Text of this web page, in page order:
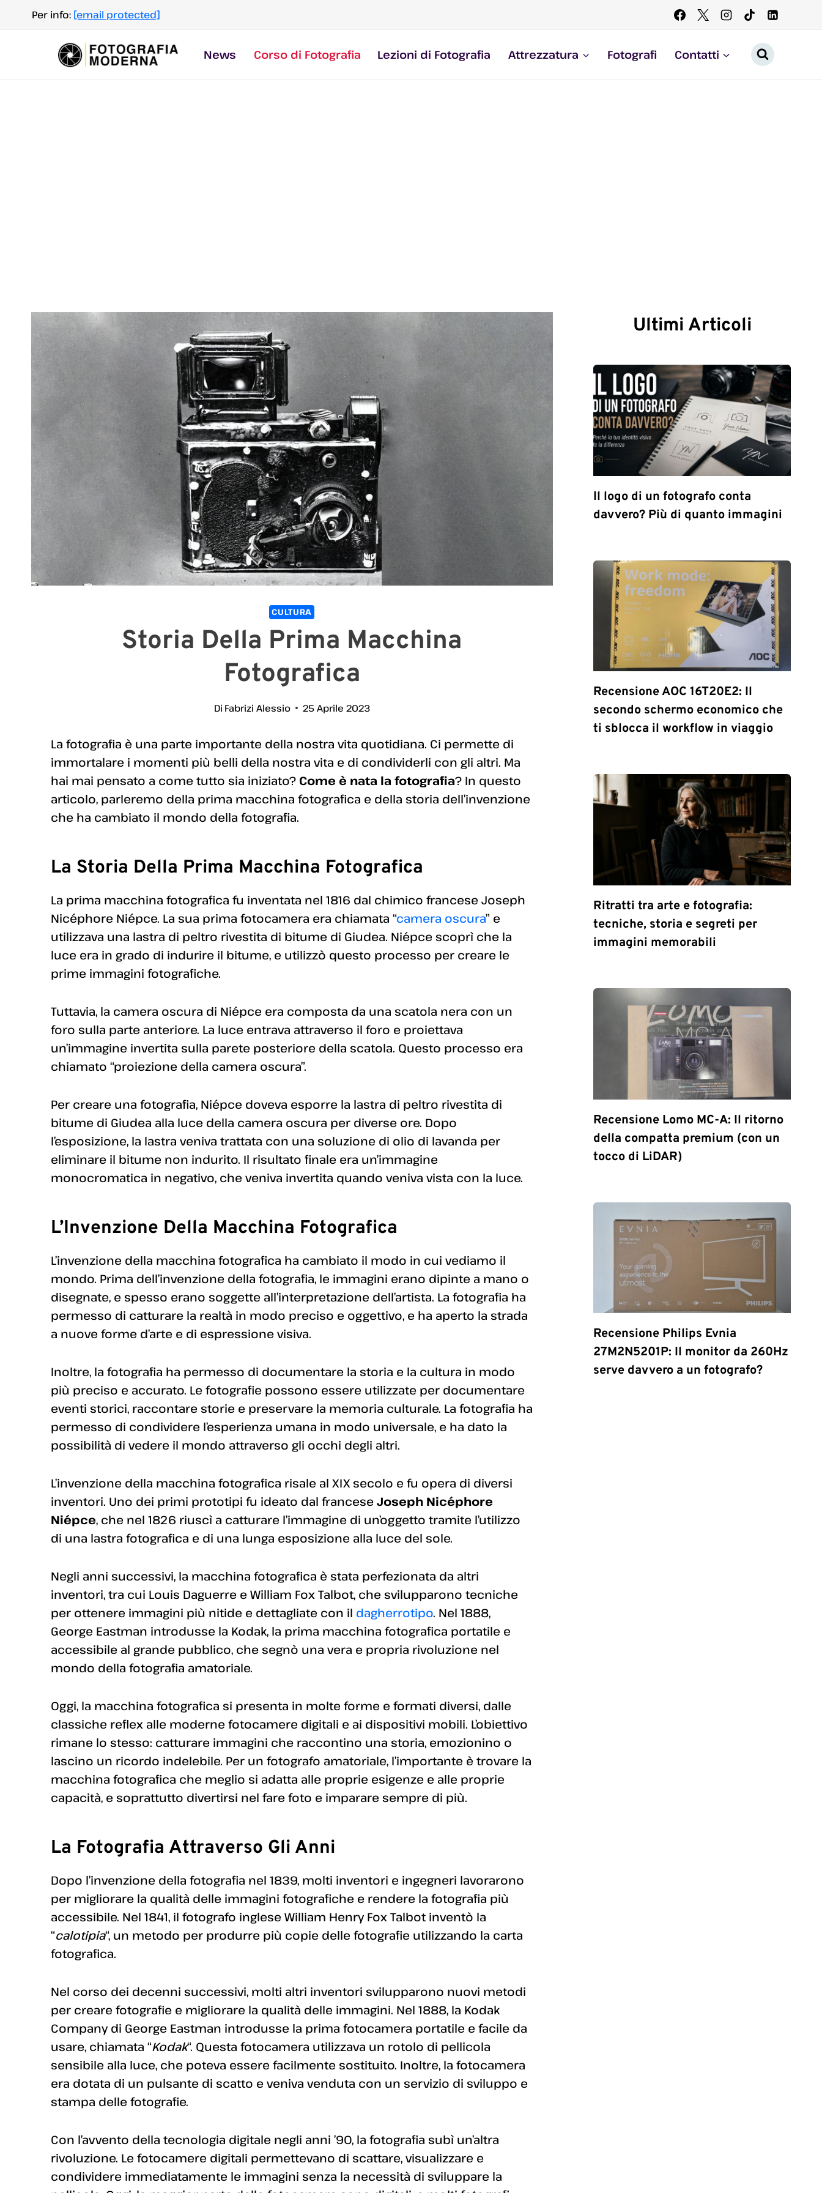
contenuto
Per info: [email protected]
News Corso di Fotografia Lezioni di Fotografia Attrezzatura Fotografi Contatti
CULTURA
Storia Della Prima Macchina
Fotografica
Di Fabrizi Alessio 25 Aprile 2023
La fotografia è una parte importante della nostra vita quotidiana. Ci permette di
immortalare i momenti più belli della nostra vita e di condividerli con gli altri. Ma
hai mai pensato a come tutto sia iniziato? Come è nata la fotografia? In questo
articolo, parleremo della prima macchina fotografica e della storia dell’invenzione
che ha cambiato il mondo della fotografia.
La Storia Della Prima Macchina Fotografica
La prima macchina fotografica fu inventata nel 1816 dal chimico francese Joseph
Nicéphore Niépce. La sua prima fotocamera era chiamata “camera oscura” e
utilizzava una lastra di peltro rivestita di bitume di Giudea. Niépce scoprì che la
luce era in grado di indurire il bitume, e utilizzò questo processo per creare le
prime immagini fotografiche.
Tuttavia, la camera oscura di Niépce era composta da una scatola nera con un
foro sulla parte anteriore. La luce entrava attraverso il foro e proiettava
un’immagine invertita sulla parete posteriore della scatola. Questo processo era
chiamato “proiezione della camera oscura”.
Per creare una fotografia, Niépce doveva esporre la lastra di peltro rivestita di
bitume di Giudea alla luce della camera oscura per diverse ore. Dopo
l’esposizione, la lastra veniva trattata con una soluzione di olio di lavanda per
eliminare il bitume non indurito. Il risultato finale era un’immagine
monocromatica in negativo, che veniva invertita quando veniva vista con la luce.
L’Invenzione Della Macchina Fotografica
L’invenzione della macchina fotografica ha cambiato il modo in cui vediamo il
mondo. Prima dell’invenzione della fotografia, le immagini erano dipinte a mano o
disegnate, e spesso erano soggette all’interpretazione dell’artista. La fotografia ha
permesso di catturare la realtà in modo preciso e oggettivo, e ha aperto la strada
a nuove forme d’arte e di espressione visiva.
Inoltre, la fotografia ha permesso di documentare la storia e la cultura in modo
più preciso e accurato. Le fotografie possono essere utilizzate per documentare
eventi storici, raccontare storie e preservare la memoria culturale. La fotografia ha
permesso di condividere l’esperienza umana in modo universale, e ha dato la
possibilità di vedere il mondo attraverso gli occhi degli altri.
L’invenzione della macchina fotografica risale al XIX secolo e fu opera di diversi
inventori. Uno dei primi prototipi fu ideato dal francese Joseph Nicéphore
Niépce, che nel 1826 riuscì a catturare l’immagine di un’oggetto tramite l’utilizzo
di una lastra fotografica e di una lunga esposizione alla luce del sole.
Negli anni successivi, la macchina fotografica è stata perfezionata da altri
inventori, tra cui Louis Daguerre e William Fox Talbot, che svilupparono tecniche
per ottenere immagini più nitide e dettagliate con il dagherrotipo. Nel 1888,
George Eastman introdusse la Kodak, la prima macchina fotografica portatile e
accessibile al grande pubblico, che segnò una vera e propria rivoluzione nel
mondo della fotografia amatoriale.
Oggi, la macchina fotografica si presenta in molte forme e formati diversi, dalle
classiche reflex alle moderne fotocamere digitali e ai dispositivi mobili. L’obiettivo
rimane lo stesso: catturare immagini che raccontino una storia, emozionino o
lascino un ricordo indelebile. Per un fotografo amatoriale, l’importante è trovare la
macchina fotografica che meglio si adatta alle proprie esigenze e alle proprie
capacità, e soprattutto divertirsi nel fare foto e imparare sempre di più.
La Fotografia Attraverso Gli Anni
Dopo l’invenzione della fotografia nel 1839, molti inventori e ingegneri lavorarono
per migliorare la qualità delle immagini fotografiche e rendere la fotografia più
accessibile. Nel 1841, il fotografo inglese William Henry Fox Talbot inventò la
“calotipia“, un metodo per produrre più copie delle fotografie utilizzando la carta
fotografica.
Nel corso dei decenni successivi, molti altri inventori svilupparono nuovi metodi
per creare fotografie e migliorare la qualità delle immagini. Nel 1888, la Kodak
Company di George Eastman introdusse la prima fotocamera portatile e facile da
usare, chiamata “Kodak“. Questa fotocamera utilizzava un rotolo di pellicola
sensibile alla luce, che poteva essere facilmente sostituito. Inoltre, la fotocamera
era dotata di un pulsante di scatto e veniva venduta con un servizio di sviluppo e
stampa delle fotografie.
Con l’avvento della tecnologia digitale negli anni ’90, la fotografia subì un’altra
rivoluzione. Le fotocamere digitali permettevano di scattare, visualizzare e
condividere immediatamente le immagini senza la necessità di sviluppare la
Ultimi Articoli
Il logo di un fotografo conta
davvero? Più di quanto immagini
Recensione AOC 16T20E2: Il
secondo schermo economico che
ti sblocca il workflow in viaggio
Ritratti tra arte e fotografia:
tecniche, storia e segreti per
immagini memorabili
Recensione Lomo MC-A: Il ritorno
della compatta premium (con un
tocco di LiDAR)
Recensione Philips Evnia
27M2N5201P: Il monitor da 260Hz
serve davvero a un fotografo?